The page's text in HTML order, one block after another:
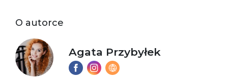
O autorce
Agata Przybyłek